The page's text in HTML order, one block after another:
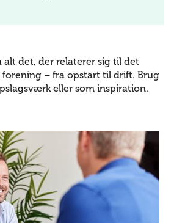
alt det, der relaterer sig til det
forening – fra opstart til drift. Brug
eller som inspiration.